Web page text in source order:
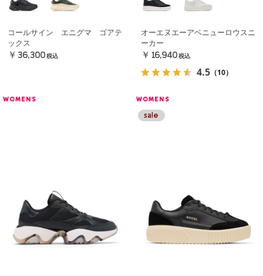
コールサイン エニグマ ゴアテ
ックス
￥36,300 税込
オーエヌエーアベニューロウスニ
ーカー
￥16,940 税込
4.5 （10）
WOMENS WOMENS